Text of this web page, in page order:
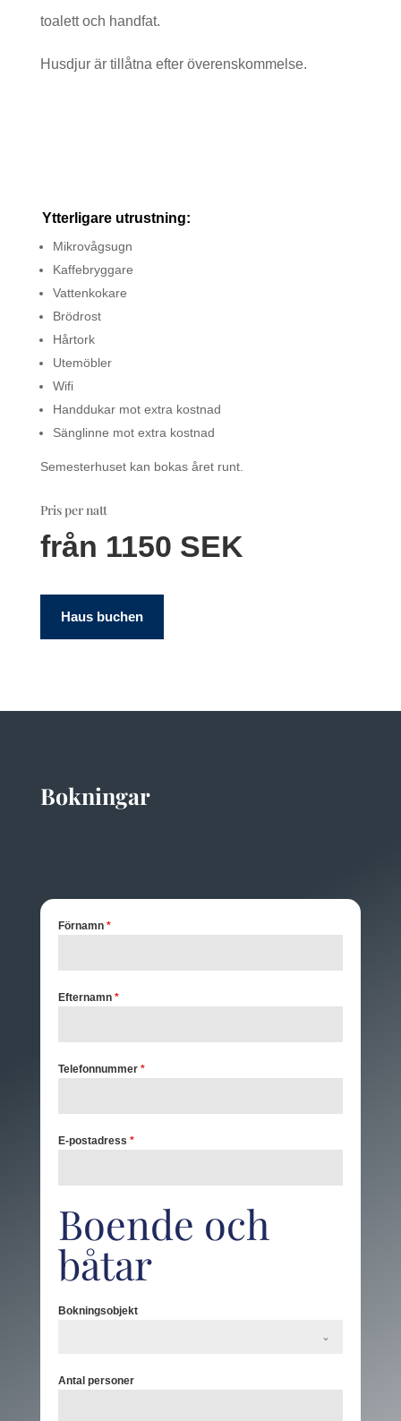
toalett och handfat.
Husdjur är tillåtna efter överenskommelse.
Ytterligare utrustning:
Mikrovågsugn
Kaffebryggare
Vattenkokare
Brödrost
Hårtork
Utemöbler
Wifi
Handdukar mot extra kostnad
Sänglinne mot extra kostnad
Semesterhuset kan bokas året runt.
Pris per natt
från 1150 SEK
Haus buchen
Bokningar
Förnamn *
Efternamn *
Telefonnummer *
E-postadress *
Boende och
båtar
Bokningsobjekt
Antal personer